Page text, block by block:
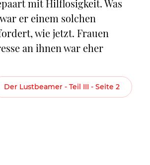
mit Hilflosigkeit. Was
er einem solchen
wie jetzt. Frauen
an ihnen war eher
Der Lustbeamer - Teil III - Seite 2